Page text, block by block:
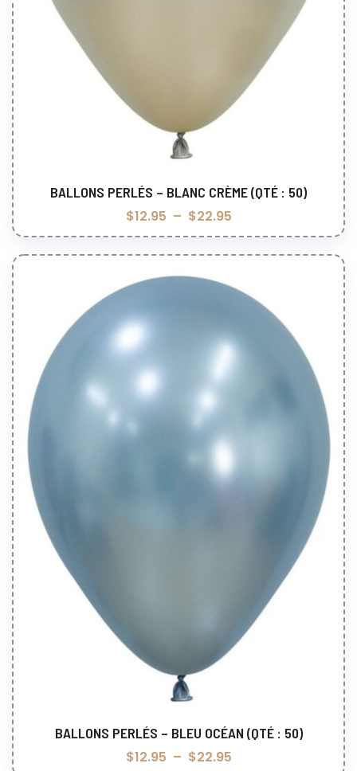
Choix des options
BALLONS PERLÉS – BLANC CRÈME (QTÉ : 50)
$12.95 – $22.95
Choix des options
BALLONS PERLÉS – BLEU OCÉAN (QTÉ : 50)
$12.95 – $22.95